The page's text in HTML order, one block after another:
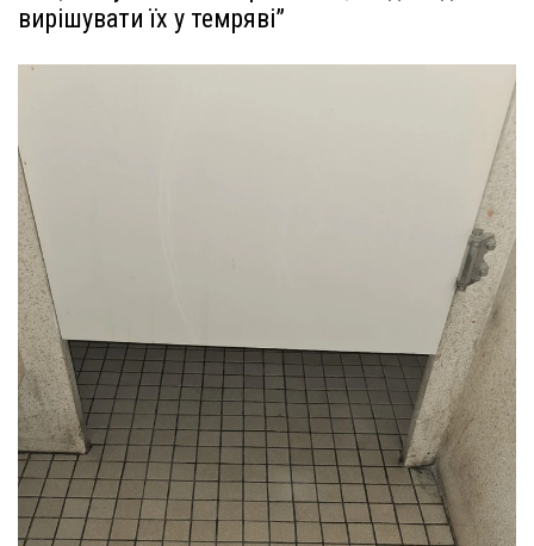
вирішувати їх у темряві”